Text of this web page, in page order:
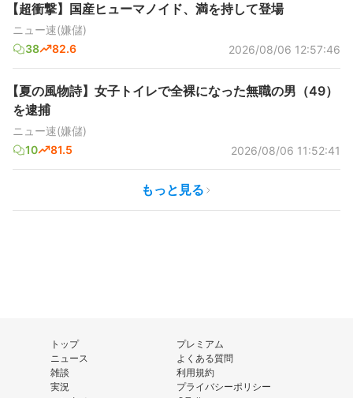
【超衝撃】国産ヒューマノイド、満を持して登場
ニュー速(嫌儲)
38
82.6 2026/08/06 12:57:46
【夏の風物詩】女子トイレで全裸になった無職の男（49）
を逮捕
ニュー速(嫌儲)
10
81.5 2026/08/06 11:52:41
もっと見る
トップ
ニュース
雑談
実況
プレミアム
よくある質問
利用規約
プライバシーポリシー